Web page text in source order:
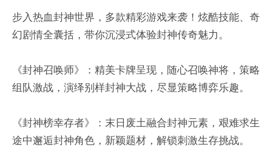
步入热血封神世界，多款精彩游戏来袭！炫酷技能、奇
幻剧情全囊括，带你沉浸式体验封神传奇魅力。
《封神召唤师》：精美卡牌呈现，随心召唤神将，策略
组队激战，演绎别样封神大战，尽显策略博弈乐趣。
《封神榜幸存者》：末日废土融合封神元素，艰难求生
途中邂逅封神角色，新颖题材，解锁刺激生存挑战。